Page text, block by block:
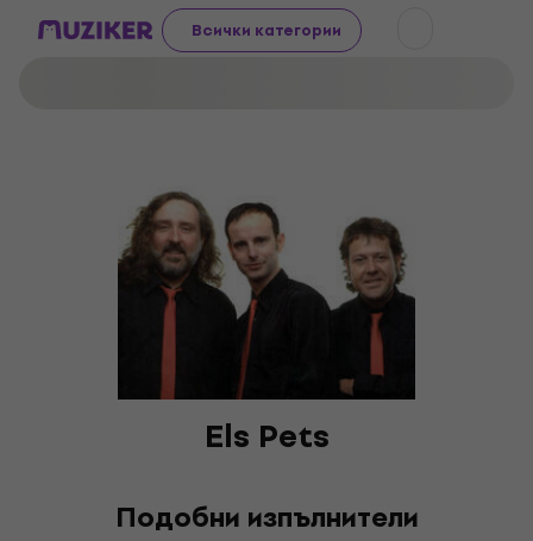
Всички категории
Els Pets
Подобни изпълнители